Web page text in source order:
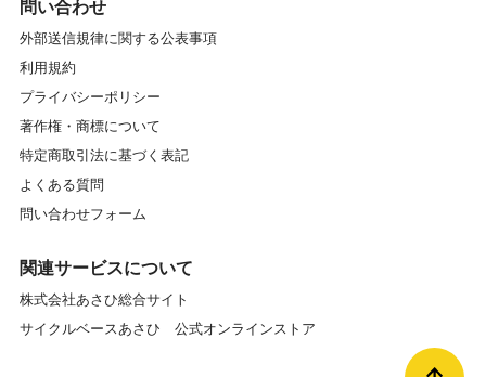
問い合わせ
外部送信規律に関する公表事項
利用規約
プライバシーポリシー
著作権・商標について
特定商取引法に基づく表記
よくある質問
問い合わせフォーム
関連サービスについて
株式会社あさひ総合サイト
サイクルベースあさひ 公式オンラインストア